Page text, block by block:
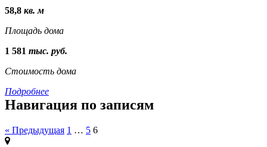
58,8 кв. м
Площадь дома
1 581 тыс. руб.
Стоимость дома
Подробнее
Навигация по записям
« Предыдущая 1 … 5 6